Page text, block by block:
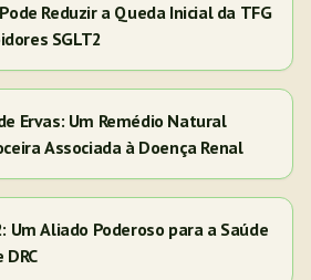
Reduzir a Queda Inicial da TFG
SGLT2
Ervas: Um Remédio Natural
Associada à Doença Renal
Um Aliado Poderoso para a Saúde